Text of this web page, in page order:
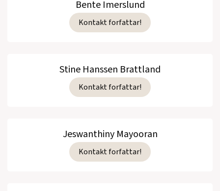
Bente Imerslund
Kontakt forfattar!
Stine Hanssen Brattland
Kontakt forfattar!
Jeswanthiny Mayooran
Kontakt forfattar!